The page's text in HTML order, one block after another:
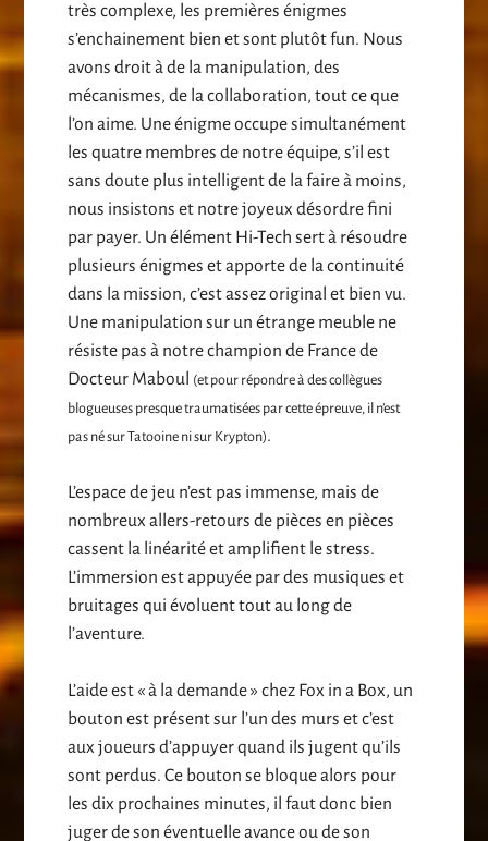
très complexe, les premières énigmes
s’enchainement bien et sont plutôt fun. Nous
avons droit à de la manipulation, des
mécanismes, de la collaboration, tout ce que
l’on aime. Une énigme occupe simultanément
les quatre membres de notre équipe, s’il est
sans doute plus intelligent de la faire à moins,
nous insistons et notre joyeux désordre fini
par payer. Un élément Hi-Tech sert à résoudre
plusieurs énigmes et apporte de la continuité
dans la mission, c’est assez original et bien vu.
Une manipulation sur un étrange meuble ne
résiste pas à notre champion de France de
Docteur Maboul (et pour répondre à des collègues
blogueuses presque traumatisées par cette épreuve, il n’est
pas né sur Tatooine ni sur Krypton).
L’espace de jeu n’est pas immense, mais de
nombreux allers-retours de pièces en pièces
cassent la linéarité et amplifient le stress.
L’immersion est appuyée par des musiques et
bruitages qui évoluent tout au long de
l’aventure.
L’aide est « à la demande » chez Fox in a Box, un
bouton est présent sur l’un des murs et c’est
aux joueurs d’appuyer quand ils jugent qu’ils
sont perdus. Ce bouton se bloque alors pour
les dix prochaines minutes, il faut donc bien
juger de son éventuelle avance ou de son